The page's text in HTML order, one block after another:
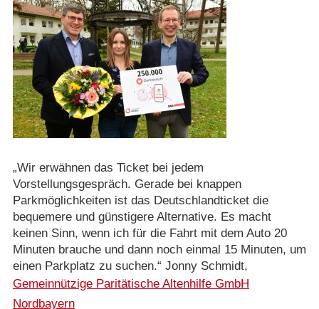
„Wir erwähnen das Ticket bei jedem
Vorstellungsgespräch. Gerade bei knappen
Parkmöglichkeiten ist das Deutschlandticket die
bequemere und günstigere Alternative. Es macht
keinen Sinn, wenn ich für die Fahrt mit dem Auto 20
Minuten brauche und dann noch einmal 15 Minuten, um
einen Parkplatz zu suchen.“ Jonny Schmidt,
Gemeinnützige Paritätische Altenhilfe GmbH
Nordbayern